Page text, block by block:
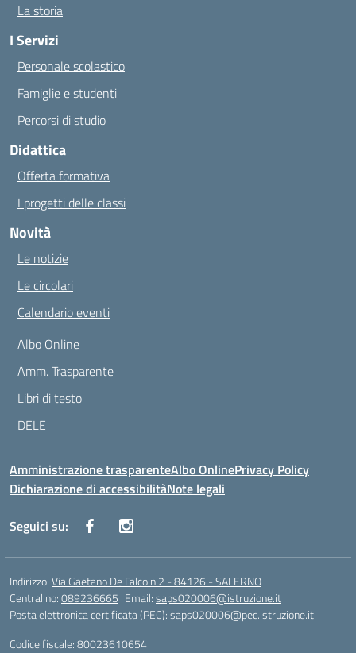
La storia
I Servizi
Personale scolastico
Famiglie e studenti
Percorsi di studio
Didattica
Offerta formativa
I progetti delle classi
Novità
Le notizie
Le circolari
Calendario eventi
Albo Online
Amm. Trasparente
Libri di testo
DELE
Amministrazione trasparenteAlbo OnlinePrivacy Policy
Dichiarazione di accessibilitàNote legali
Seguici su:
Indirizzo:Via Gaetano De Falco n.2 - 84126 - SALERNO
Centralino:089236665 Email:saps020006@istruzione.it
Posta elettronica certificata (PEC):saps020006@pec.istruzione.it
Codice fiscale: 80023610654